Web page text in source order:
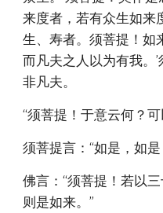
来度者，若有众生如来
生、寿者。须菩提！如
而凡夫之人以为有我。
非凡夫。
“须菩提！于意云何？
须菩提言：“如是，如
佛言：“须菩提！若以
则是如来。”